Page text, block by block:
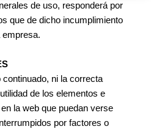
de uso, responderá por
que de dicho incumplimiento
empresa.
ni la correcta
de los elementos e
la web que puedan verse
por factores o